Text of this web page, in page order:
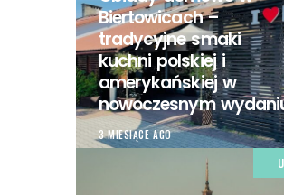
Biertowicach –
tradycyjne smaki
kuchni polskiej i
amerykańskiej w
nowoczesnym
3 MIESIĄCE AGO